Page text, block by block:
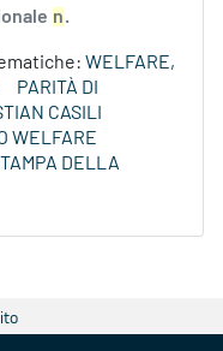
n.
WELFARE,
PARITÀ DI
CASILI
WELFARE
DELLA